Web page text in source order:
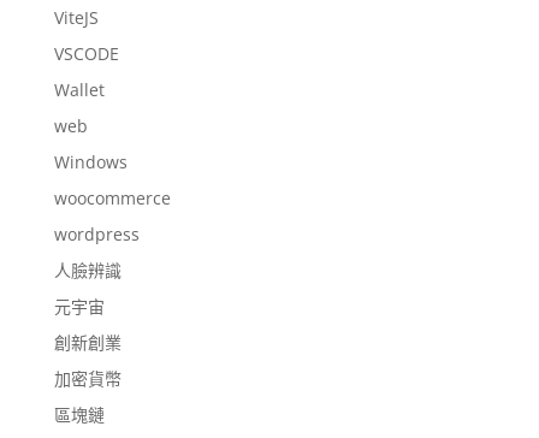
ViteJS
VSCODE
Wallet
web
Windows
woocommerce
wordpress
人臉辨識
元宇宙
創新創業
加密貨幣
區塊鏈